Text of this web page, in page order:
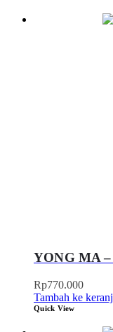
YONG MA
Rp770.000
Tambah ke
Quick View